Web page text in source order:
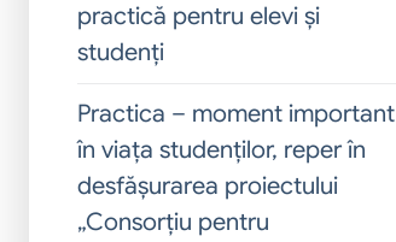
practică pentru elevi și
studenți
Practica – moment important
în viața studenților, reper în
desfășurarea proiectului
„Consorțiu pentru